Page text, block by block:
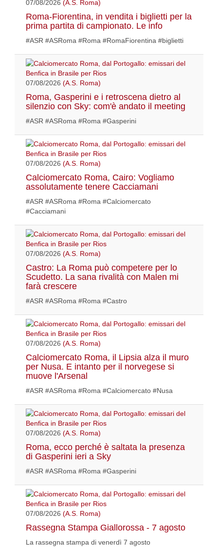
07/08/2026 (A.S. Roma)
Roma-Fiorentina, in vendita i biglietti per la
prima partita di campionato. Le info
#ASR #ASRoma #Roma #RomaFiorentina #biglietti
07/08/2026 (A.S. Roma)
Roma, Gasperini e i retroscena dietro al
silenzio con Sky: com'è andato il meeting
#ASR #ASRoma #Roma #Gasperini
07/08/2026 (A.S. Roma)
Calciomercato Roma, Cairo: Vogliamo
assolutamente tenere Cacciamani
#ASR #ASRoma #Roma #Calciomercato
#Cacciamani
07/08/2026 (A.S. Roma)
Castro: La Roma può competere per lo
Scudetto. La sana rivalità con Malen mi
farà crescere
#ASR #ASRoma #Roma #Castro
07/08/2026 (A.S. Roma)
Calciomercato Roma, il Lipsia alza il muro
per Nusa. E intanto per il norvegese si
muove l'Arsenal
#ASR #ASRoma #Roma #Calciomercato #Nusa
07/08/2026 (A.S. Roma)
Roma, ecco perché è saltata la presenza
di Gasperini ieri a Sky
#ASR #ASRoma #Roma #Gasperini
07/08/2026 (A.S. Roma)
Rassegna Stampa Giallorossa - 7 agosto
La rassegna stampa di venerdì 7 agosto